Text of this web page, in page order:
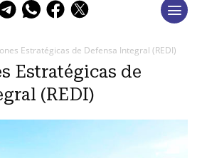
Estratégicas de Defensa Integral (REDI)
Estratégicas de
(REDI)